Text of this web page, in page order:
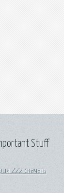
Stuff
222 скачать